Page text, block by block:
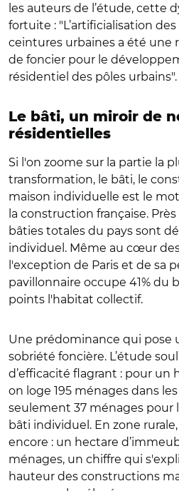
les auteurs de l’étude, cette
fortuite : "L’artificialisation
ceintures urbaines a été une
de foncier pour le
résidentiel des pôles urbains".
Le bâti, un miroir de
résidentielles
Si l'on zoome sur la partie la
transformation, le bâti, le
maison individuelle est le
la construction française.
bâties totales du pays sont
individuel. Même au cœur
l'exception de Paris et de sa
pavillonnaire occupe 41% du
points l'habitat collectif.
Une prédominance qui pose
sobriété foncière. L’étude
d’efficacité flagrant : pour un
on loge 195 ménages dans
seulement 37 ménages pour
bâti individuel. En zone
encore : un hectare
ménages, un chiffre qui
hauteur des constructions